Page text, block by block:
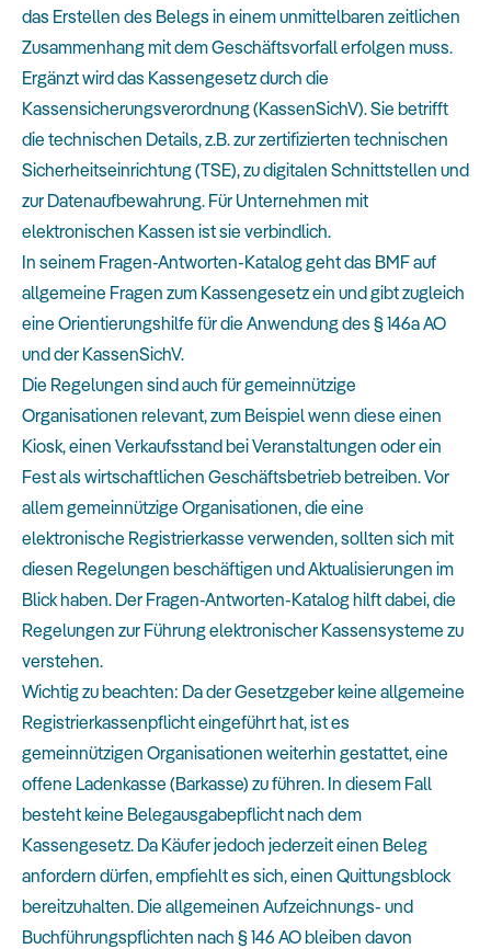
das Erstellen des Belegs in einem unmittelbaren zeitlichen
Zusammenhang mit dem Geschäftsvorfall erfolgen muss.
Ergänzt wird das Kassengesetz durch die
Kassensicherungsverordnung (KassenSichV). Sie betrifft
die technischen Details, z.B. zur zertifizierten technischen
Sicherheitseinrichtung (TSE), zu digitalen Schnittstellen und
zur Datenaufbewahrung. Für Unternehmen mit
elektronischen Kassen ist sie verbindlich.
In seinem Fragen-Antworten-Katalog geht das BMF auf
allgemeine Fragen zum Kassengesetz ein und gibt zugleich
eine Orientierungshilfe für die Anwendung des § 146a AO
und der KassenSichV.
Die Regelungen sind auch für gemeinnützige
Organisationen relevant, zum Beispiel wenn diese einen
Kiosk, einen Verkaufsstand bei Veranstaltungen oder ein
Fest als wirtschaftlichen Geschäftsbetrieb betreiben. Vor
allem gemeinnützige Organisationen, die eine
elektronische Registrierkasse verwenden, sollten sich mit
diesen Regelungen beschäftigen und Aktualisierungen im
Blick haben. Der Fragen-Antworten-Katalog hilft dabei, die
Regelungen zur Führung elektronischer Kassensysteme zu
verstehen.
Wichtig zu beachten: Da der Gesetzgeber keine allgemeine
Registrierkassenpflicht eingeführt hat, ist es
gemeinnützigen Organisationen weiterhin gestattet, eine
offene Ladenkasse (Barkasse) zu führen. In diesem Fall
besteht keine Belegausgabepflicht nach dem
Kassengesetz. Da Käufer jedoch jederzeit einen Beleg
anfordern dürfen, empfiehlt es sich, einen Quittungsblock
bereitzuhalten. Die allgemeinen Aufzeichnungs- und
Buchführungspflichten nach § 146 AO bleiben davon